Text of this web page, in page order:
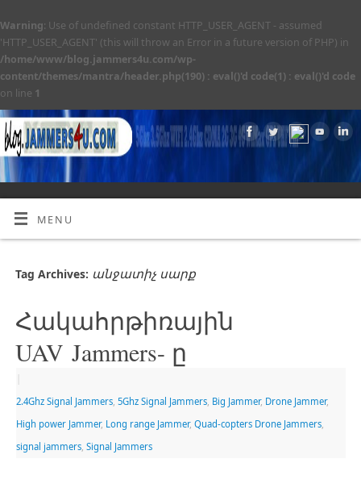
Warning: Use of undefined constant HTTP_USER_AGENT - assumed
'HTTP_USER_AGENT' (this will throw an Error in a future version of PHP) in
/home/www/blog.jammers4u.com/wp-
content/themes/mantra/header.php(190) : eval()'d code(1) : eval()'d code
on line 1
MENU
Tag Archives: անջատիչ սարք
Հակահրթիռային
UAV Jammers- ը
2.4Ghz Signal Jammers, 5Ghz Signal Jammers, Big Jammer, Drone Jammer,
High power Jammer, Long range Jammer, Quad-copters Drone Jammers,
signal jammers, Signal Jammers